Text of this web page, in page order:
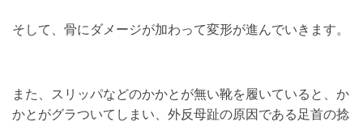
そして、骨にダメージが加わって変形が進んでいきます。
また、スリッパなどのかかとが無い靴を履いていると、か
かとがグラついてしまい、外反母趾の原因である足首の捻